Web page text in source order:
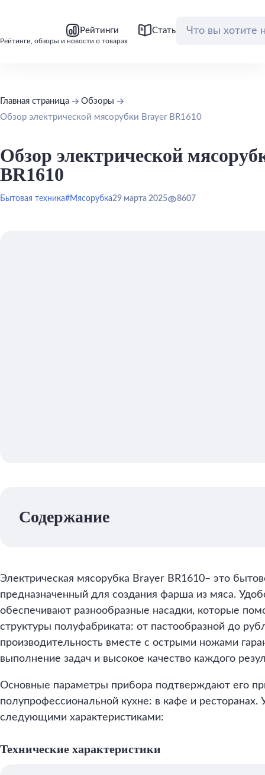
Рейтинги, обзоры и новости о товарах
Рейтинги Статьи Обзоры
Главная страница
Обзоры
Обзор электрической мясорубки Brayer BR1610
Обзор электрической
BR1610
Бытовая техника#Мясорубка29 марта 2025 8607
Содержание
Электрическая мясорубка Brayer BR1610– это
предназначенный для создания фарша из мяса.
обеспечивают разнообразные насадки, которые
структуры полуфабриката: от пастообразной до
производительность вместе с острыми ножами
выполнение задач и высокое качество каждого
Основные параметры прибора подтверждают его
полупрофессиональной кухне: в кафе и ресторанах.
следующими характеристиками:
Технические характеристики